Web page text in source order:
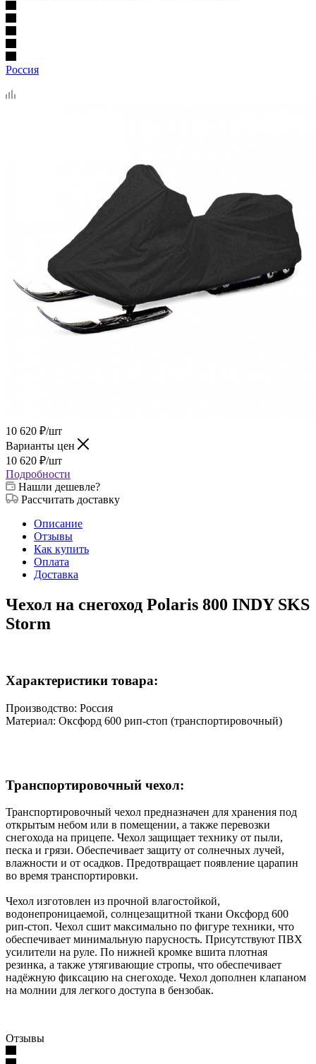
Россия
10 620 ₽/шт
Варианты цен
10 620 ₽/шт
Подробности
Нашли дешевле?
Рассчитать доставку
Описание
Отзывы
Как купить
Оплата
Доставка
Чехол на снегоход Polaris 800 INDY SKS
Storm
Характеристики товара:
Производство: Россия
Материал: Оксфорд 600 рип-стоп (транспортировочный)
Транспортировочный чехол:
Транспортировочный чехол предназначен для хранения под
открытым небом или в помещении, а также перевозки
снегохода на прицепе. Чехол защищает технику от пыли,
песка и грязи. Обеспечивает защиту от солнечных лучей,
влажности и от осадков. Предотвращает появление царапин
во время транспортировки.
Чехол изготовлен из прочной влагостойкой,
водонепроницаемой, солнцезащитной ткани Оксфорд 600
рип-стоп. Чехол сшит максимально по фигуре техники, что
обеспечивает минимальную парусность. Присутствуют ПВХ
усилители на руле. По нижней кромке вшита плотная
резинка, а также утягивающие стропы, что обеспечивает
надёжную фиксацию на снегоходе. Чехол дополнен клапаном
на молнии для легкого доступа в бензобак.
Отзывы